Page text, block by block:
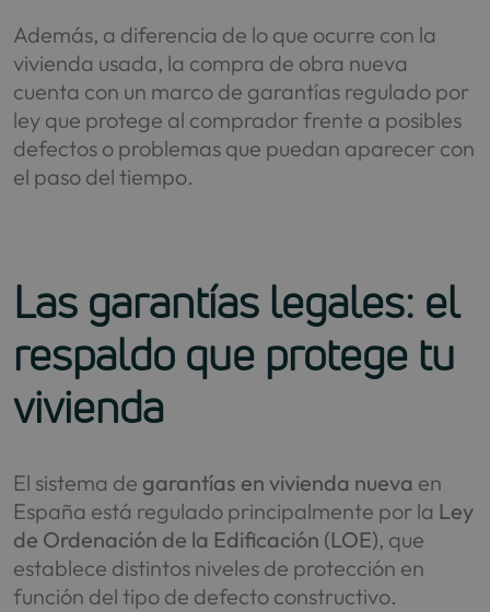
Además, a diferencia de lo que ocurre con la
vivienda usada, la compra de obra nueva
cuenta con un marco de garantías regulado por
ley que protege al comprador frente a posibles
defectos o problemas que puedan aparecer con
el paso del tiempo.
Las garantías legales: el
respaldo que protege tu
vivienda
El sistema de garantías en vivienda nueva en
España está regulado principalmente por la Ley
de Ordenación de la Edificación (LOE), que
establece distintos niveles de protección en
función del tipo de defecto constructivo.